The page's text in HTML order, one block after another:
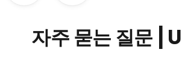
자주 묻는 질문 |